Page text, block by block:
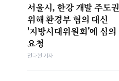
서울시, 한강 개발 주도권
위해 환경부 협의 대신
'지방시대위원회'에 심의
요청
전다현 기자